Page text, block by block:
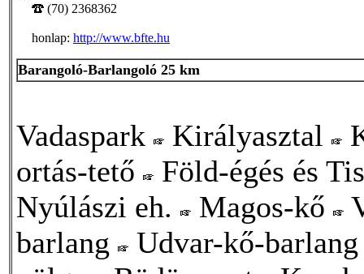
(70) 2368362
honlap: http://www.bfte.hu
Barangoló-Barlangoló 25 km
Vadaspark Királyasztal
ortás-tető
Föld-égés és
Nyúlászi eh.
Magos-kő
barlang
Udvar-kő-